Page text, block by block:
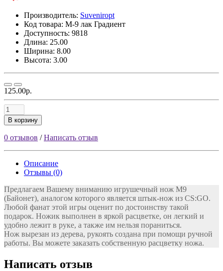
Производитель: Suveniropt
Код товара: М-9 лак Градиент
Доступность: 9818
Длина: 25.00
Ширина: 8.00
Высота: 3.00
125.00р.
В корзину
0 отзывов /Написать отзыв
Описание
Отзывы (0)
Предлагаем Вашему вниманию игрушечный нож М9
(Байонет), аналогом которого является штык-нож из CS:GO.
Любой фанат этой игры оценит по достоинству такой
подарок. Ножик выполнен в яркой расцветке, он легкий и
удобно лежит в руке, а также им нельзя пораниться.
Нож вырезан из дерева, рукоять создана при помощи ручной
работы. Вы можете заказать собственную расцветку ножа.
Написать отзыв